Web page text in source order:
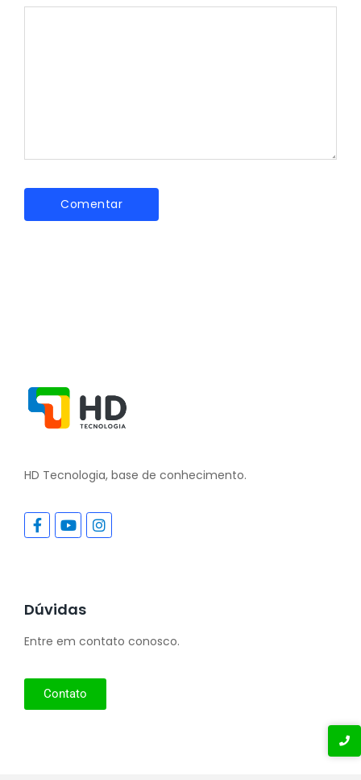
HD Tecnologia, base de conhecimento.
Dúvidas
Entre em contato conosco.
Contato